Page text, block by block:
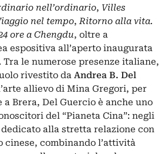
nell’ordinario, Villes
nel tempo,Ritorno alla vita.
ore a Chengdu, oltre a
espositiva all’aperto inaugurata
le numerose presenze italiane,
rivestito da Andrea B. Del
allievo di Mina Gregori, per
Brera, Del Guercio è anche uno
del “Pianeta Cina”: negli
alla stretta relazione con
cinese, combinando l’attività